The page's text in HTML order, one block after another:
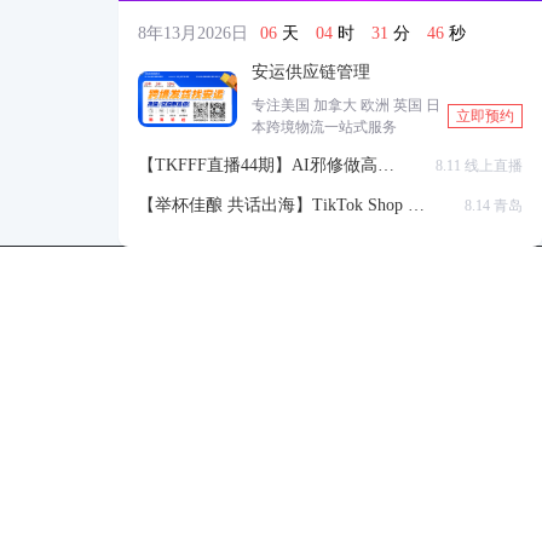
8年13月2026日 06 天 04 时 31 分 45 秒
安运供应链管理
专注美国 加拿大 欧洲 英国 日
本跨境物流一站式服务
立即预约
【TKFFF直播44期】AI邪修做高点
带货视频
8.11 线上直播
【举杯佳酿 共话出海】TikTok Shop 全
8.14 青岛